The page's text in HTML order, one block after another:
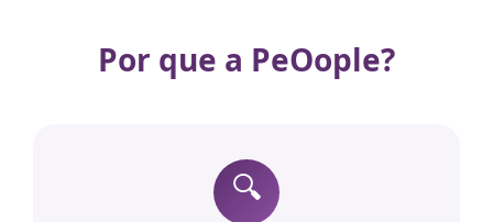
Por que a PeOople?
🔍